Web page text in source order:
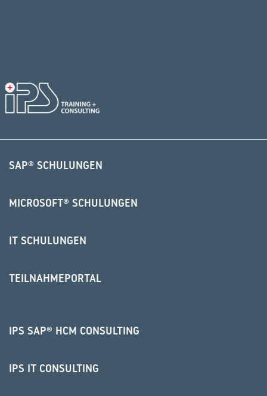
SAP® SCHULUNGEN
MICROSOFT® SCHULUNGEN
IT SCHULUNGEN
TEILNAHMEPORTAL
IPS SAP® HCM CONSULTING
IPS IT CONSULTING